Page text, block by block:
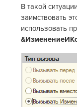
В такой
заимствовать
использовать